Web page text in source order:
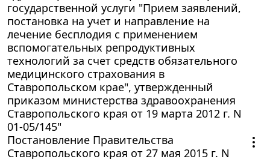
государственной услуги "Прием заявлений,
постановка на учет и направление на
лечение бесплодия с применением
вспомогательных репродуктивных
технологий за счет средств обязательного
медицинского страхования в
Ставропольском крае", утвержденный
приказом министерства здравоохранения
Ставропольского края от 19 марта 2012 г. N
01-05/145"
Постановление Правительства
Ставропольского края от 27 мая 2015 г. N